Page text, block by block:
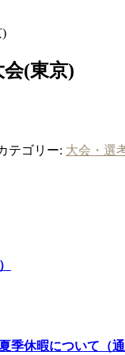
)
(東京)
テゴリー: 大会・選
季休暇について（通